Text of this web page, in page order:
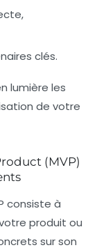
clés.
lumière les
de votre
(MVP)
consiste à
produit ou
sur son